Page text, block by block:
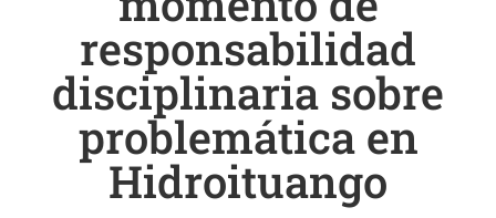
responsabilidad
disciplinaria sobre
problemática en
Hidroituango